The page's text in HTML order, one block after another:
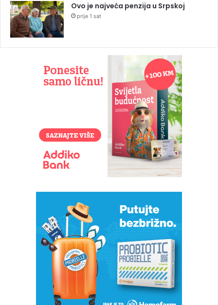
Ovo je najveća penzija u Srpskoj
prije 1 sat